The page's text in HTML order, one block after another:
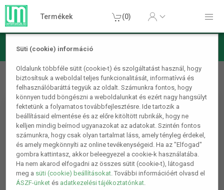
Süti (cookie) információ
Oldalunk többféle sütit (cookie-t) és szolgáltatást használ, hogy
biztosítsuk a weboldal teljes funkcionalitását, informatívvá és
felhasználóbaráttá tegyük az oldalt. Számunkra fontos, hogy
könnyen tudd böngészni a weboldalunkat és ezért nagy hangsúlyt
fektetünk a folyamatos továbbfejlesztésre. Ide tartozik a
beállításaid elmentése és az előre kitöltött rubrikák, hogy ne
kelljen mindig beírnod ugyanazokat az adatokat. Szintén fontos
számunkra, hogy csak olyan tartalmat láss, amely tényleg érdekel,
és amely megkönnyíti az online tevékenységeid. Ha az "Elfogad"
gombra kattintasz, akkor beleegyezel a cookie-k használatába.
Ha nem akarod elfogadni az összes sütit (cookie-t), látogasd
meg a süti (cookie) beállításokat. További információért olvasd el
ÁSZF-ünket és adatkezelési tájékoztatónkat.
Termékek (0)
Lámpa, világítás, LED Asztali lámpák
Csiptethető LED
lámpa